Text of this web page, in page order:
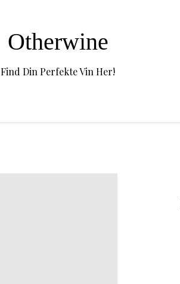
Otherwine
Find Din Perfekte Vin Her!